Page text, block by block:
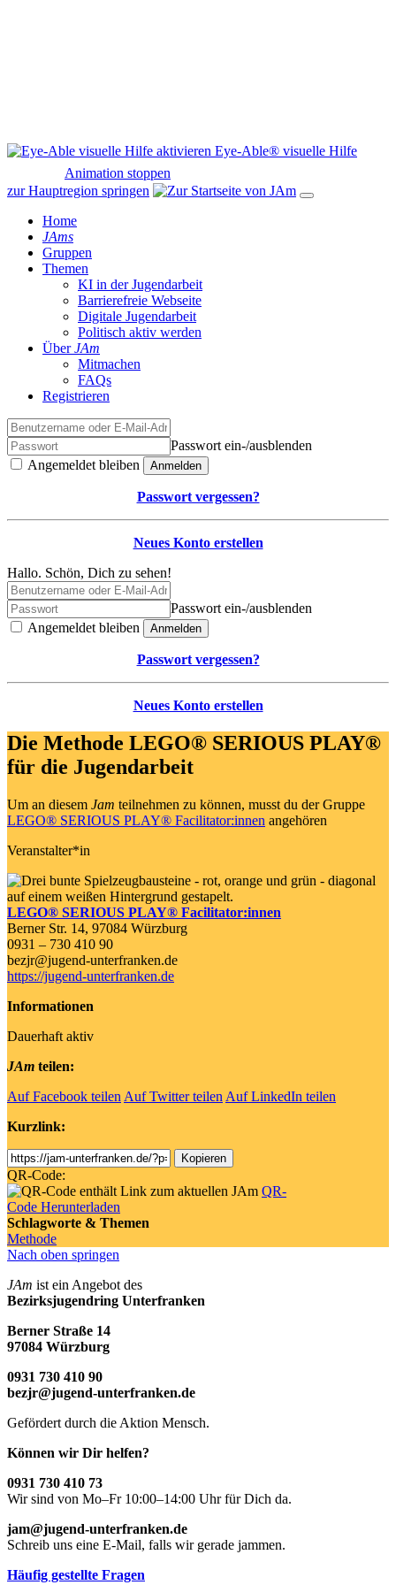
Eye-Able® visuelle Hilfe
Animation stoppen
zur Hauptregion springen
Home
JAms
Gruppen
Themen
KI in der Jugendarbeit
Barrierefreie Webseite
Digitale Jugendarbeit
Politisch aktiv werden
ÜberJAm
Mitmachen
FAQs
Registrieren
Passwort ein-/ausblenden
Angemeldet bleiben
Anmelden
Passwort vergessen?
Neues Konto erstellen
Hallo. Schön, Dich zu sehen!
Passwort ein-/ausblenden
Angemeldet bleiben
Anmelden
Passwort vergessen?
Neues Konto erstellen
Die Methode LEGO® SERIOUS PLAY®
für die Jugendarbeit
Um an diesem Jam teilnehmen zu können, musst du der Gruppe
LEGO® SERIOUS PLAY® Facilitator:innen angehören
Veranstalter*in
LEGO® SERIOUS PLAY® Facilitator:innen
Berner Str. 14, 97084 Würzburg
0931 – 730 410 90
bezjr@jugend-unterfranken.de
https://jugend-unterfranken.de
Informationen
Dauerhaft aktiv
JAm teilen:
Auf Facebook teilen Auf Twitter teilen Auf LinkedIn teilen
Kurzlink:
Shortlink
Kopieren
QR-Code:
QR-
Code Herunterladen
Schlagworte & Themen
Methode
Nach oben springen
JAm ist ein Angebot des
Bezirksjugendring Unterfranken
Berner Straße 14
97084 Würzburg
0931 730 410 90
bezjr@jugend-unterfranken.de
Gefördert durch die Aktion Mensch.
Können wir Dir helfen?
0931 730 410 73
Wir sind von Mo–Fr 10:00–14:00 Uhr für Dich da.
jam@jugend-unterfranken.de
Schreib uns eine E-Mail, falls wir gerade jammen.
Häufig gestellte Fragen